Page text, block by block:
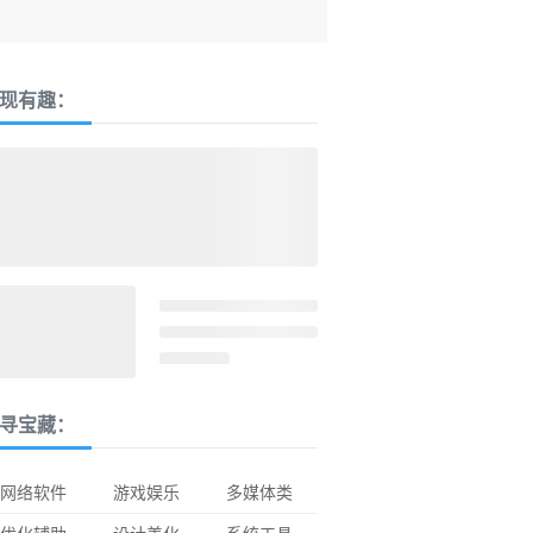
有趣：
宝藏：
网络软件 游戏娱乐
多媒体类